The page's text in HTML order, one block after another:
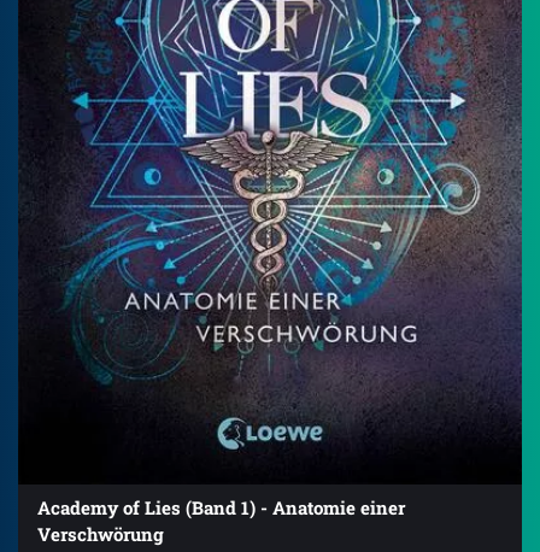
Academy of Lies (Band 1) - Anatomie einer
Verschwörung